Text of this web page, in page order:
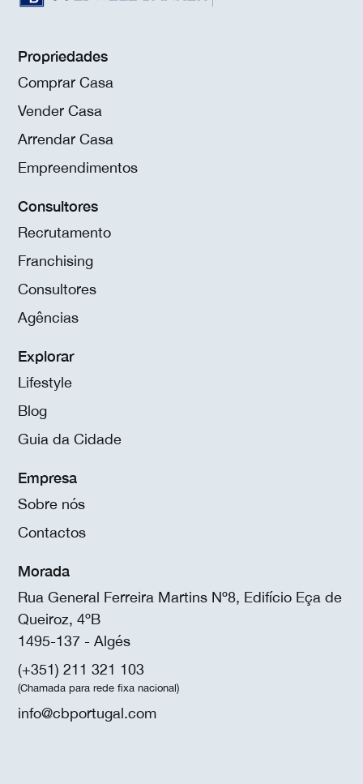
Propriedades
Comprar Casa
Vender Casa
Arrendar Casa
Empreendimentos
Consultores
Recrutamento
Franchising
Consultores
Agências
Explorar
Lifestyle
Blog
Guia da Cidade
Empresa
Sobre nós
Contactos
Morada
Rua General Ferreira Martins Nº8, Edifício Eça de
Queiroz, 4ºB
1495-137 - Algés
(+351) 211 321 103
(Chamada para rede fixa nacional)
info@cbportugal.com